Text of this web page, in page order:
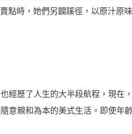
點時，她們另闢蹊徑，以原汁原
經歷了人生的大半段航程，現在
意親和為本的美式生活。即使年